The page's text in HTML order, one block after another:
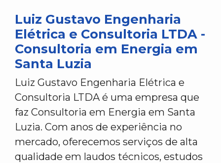
Luiz Gustavo Engenharia
Elétrica e Consultoria LTDA -
Consultoria em Energia em
Santa Luzia
Luiz Gustavo Engenharia Elétrica e
Consultoria LTDA é uma empresa que
faz Consultoria em Energia em Santa
Luzia. Com anos de experiência no
mercado, oferecemos serviços de alta
qualidade em laudos técnicos, estudos